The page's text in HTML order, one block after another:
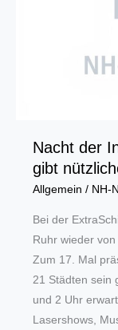
Nacht der
gibt
Allgemein / NH-
Bei der
Ruhr wieder
Zum 17. Mal
21 Städten sein
und 2 Uhr
Lasershows,